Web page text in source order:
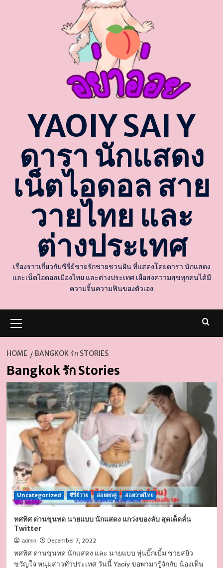
YAOIY SAI Y
ดารา นักแสดง
เน็ตไอดอล สาย
วายไทย และ
ต่างประเทศ
เรื่องราวเกี่ยวกับซีรี่ย์ชายรักชายชวนฝัน ที่แสดงโดยดารา นักแสดง
และเน็ตไอดอลเมืองไทย และต่างประเทศ เผื่อส่งความสุขทุกคนได้มี
ความจิ้นความฟินของตัวเอง
Menu
HOME BANGKOK รัก STORIES
Bangkok รัก Stories
Uncategorized ซีรี่ย์วาย อ่อยยกคู่ อ่อยวายไทย
ทศทิศ ด่านขุนทด นายแบบ นักแสดง แกว่งของลับ สุดเด็ดลั่น
Twitter
admin December 7, 2022
ทศทิศ ด่านขุนทด นักแสดง และ นายแบบ หุ่นบิ๊กเบิ้ม ช่วยสยิว
ขวัญใจ หนุ่มสาวทั่วประเทศ วันนี้ Yaoiy ขอพามารู้จักกับ น้องเท็น